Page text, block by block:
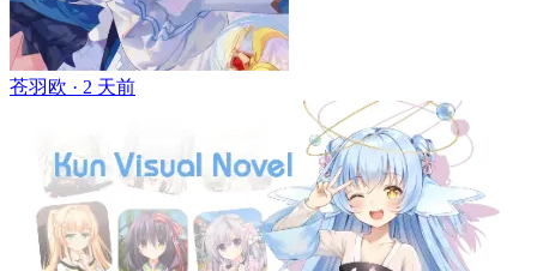
苍羽欧 · 2 天前